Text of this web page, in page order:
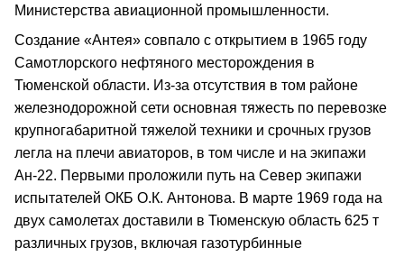
Министерства авиационной промышленности.
Создание «Антея» совпало с открытием в 1965 году
Самотлорского нефтяного месторождения в
Тюменской области. Из‑за отсутствия в том районе
железнодорожной сети основная тяжесть по перевозке
крупногабаритной тяжелой техники и срочных грузов
легла на плечи авиаторов, в том числе и на экипажи
Ан‑22. Первыми проложили путь на Север экипажи
испытателей ОКБ О.К. Антонова. В марте 1969 года на
двух самолетах доставили в Тюменскую область 625 т
различных грузов, включая газотурбинные